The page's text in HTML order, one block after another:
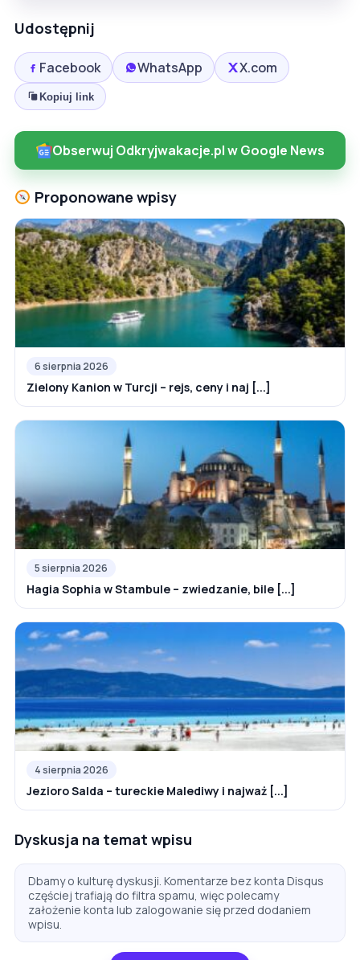
Udostępnij
Facebook WhatsApp X.com
Kopiuj link
Obserwuj Odkryjwakacje.pl w Google News
Proponowane wpisy
6 sierpnia 2026
Zielony Kanion w Turcji – rejs, ceny i naj [...]
5 sierpnia 2026
Hagia Sophia w Stambule – zwiedzanie, bile [...]
4 sierpnia 2026
Jezioro Salda – tureckie Malediwy i najważ [...]
Dyskusja na temat wpisu
Dbamy o kulturę dyskusji. Komentarze bez konta Disqus
częściej trafiają do filtra spamu, więc polecamy
założenie konta lub zalogowanie się przed dodaniem
wpisu.